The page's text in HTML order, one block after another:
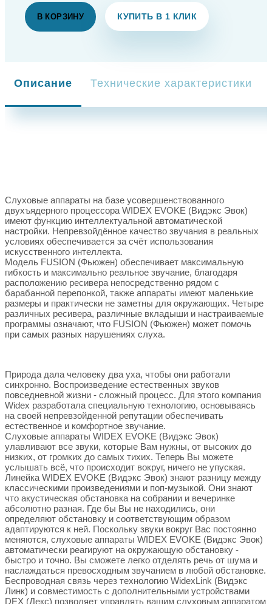
В КОРЗИНУ КУПИТЬ В 1 КЛИК
Описание Технические характеристики
Слуховые аппараты на базе усовершенствованного
двухъядерного процессора WIDEX EVOKE (Видэкс Эвок)
имеют функцию интеллектуальной автоматической
настройки. Непревзойдённое качество звучания в реальных
условиях обеспечивается за счёт использования
искусственного интеллекта.
Модель FUSION (Фьюжен) обеспечивает максимальную
гибкость и максимально реальное звучание, благодаря
расположению ресивера непосредственно рядом с
барабанной перепонкой, также аппараты имеют маленькие
размеры и практически не заметны для окружающих. Четыре
различных ресивера, различные вкладыши и настраиваемые
программы означают, что FUSION (Фьюжен) может помочь
при самых разных нарушениях слуха.
Природа дала человеку два уха, чтобы они работали
синхронно. Воспроизведение естественных звуков
повседневной жизни - сложный процесс. Для этого компания
Widex разработала специальную технологию, основываясь
на своей непревзойденной репутации обеспечивать
естественное и комфортное звучание.
Слуховые аппараты WIDEX EVOKE (Видэкс Эвок)
улавливают все звуки, которые Вам нужны, от высоких до
низких, от громких до самых тихих. Теперь Вы можете
услышать всё, что происходит вокруг, ничего не упуская.
Линейка WIDEX EVOKE (Видэкс Эвок) знают разницу между
классическими произведениями и поп-музыкой. Они знают
что акустическая обстановка на собрании и вечеринке
абсолютно разная. Где бы Вы не находились, они
определяют обстановку и соответствующим образом
адаптируются к ней. Поскольку звуки вокруг Вас постоянно
меняются, слуховые аппараты WIDEX EVOKE (Видэкс Эвок)
автоматически реагируют на окружающую обстановку -
быстро и точно. Вы сможете легко отделять речь от шума и
наслаждаться превосходным звучанием в любой обстановке.
Беспроводная связь через технологию WidexLink (Видэкс
Линк) и совместимость с дополнительными устройствами
DEX (Декс) позволяет управлять вашим слуховым аппаратом